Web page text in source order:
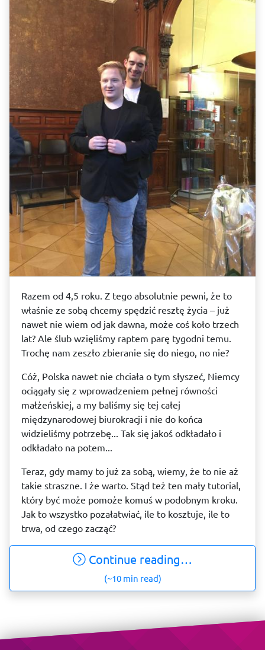
Razem od 4,5 roku. Z tego absolutnie pewni, że to
właśnie ze sobą chcemy spędzić resztę życia – już
nawet nie wiem od jak dawna, może coś koło trzech
lat? Ale ślub wzięliśmy raptem parę tygodni temu.
Trochę nam zeszło zbieranie się do niego, no nie?
Cóż, Polska nawet nie chciała o tym słyszeć, Niemcy
ociągały się z wprowadzeniem pełnej równości
małżeńskiej, a my baliśmy się tej całej
międzynarodowej biurokracji i nie do końca
widzieliśmy potrzebę... Tak się jakoś odkładało i
odkładało na potem...
Teraz, gdy mamy to już za sobą, wiemy, że to nie aż
takie straszne. I że warto. Stąd też ten mały tutorial,
który być może pomoże komuś w podobnym kroku.
Jak to wszystko pozałatwiać, ile to kosztuje, ile to
trwa, od czego zacząć?
Continue reading…
(~10 min read)